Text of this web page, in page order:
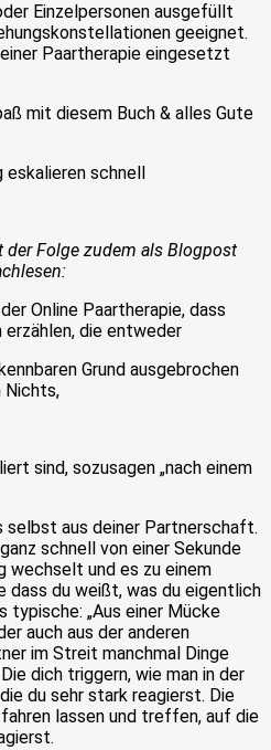
Einzelpersonen ausgefüllt
geeignet.
Paartherapie eingesetzt
mit diesem Buch & alles Gute
der Folge zudem als Blogpost
Online Paartherapie, dass
die entweder
Grund ausgebrochen
Nichts,
sind, sozusagen „nach einem
selbst aus deiner Partnerschaft.
schnell von einer Sekunde
wechselt und es zu einem
dass du weißt, was du eigentlich
typische: „Aus einer Mücke
auch aus der anderen
im Streit manchmal Dinge
dich triggern, wie man in der
du sehr stark reagierst. Die
lassen und treffen, auf die